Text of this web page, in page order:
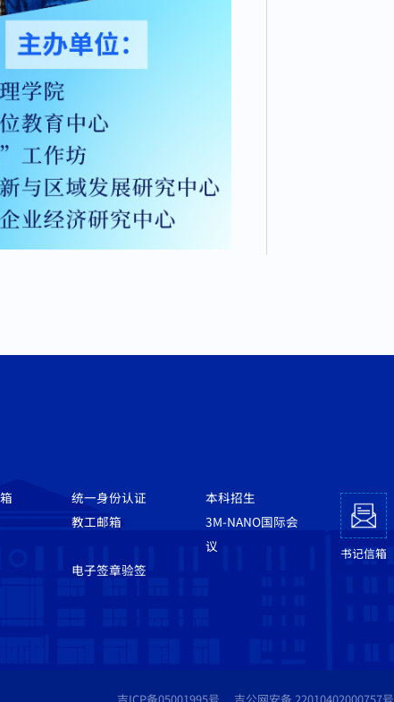
统一身份认证
本科招生
教工邮箱
3M-NANO国际会
议
电子签章验签
书记信箱
吉ICP备05001995号 吉公网安备 22010402000757号